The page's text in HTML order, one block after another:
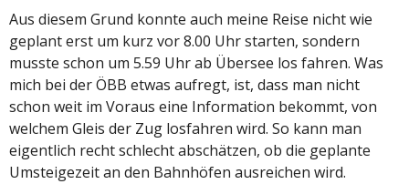
Aus diesem Grund konnte auch meine Reise nicht wie
geplant erst um kurz vor 8.00 Uhr starten, sondern
musste schon um 5.59 Uhr ab Übersee los fahren. Was
mich bei der ÖBB etwas aufregt, ist, dass man nicht
schon weit im Voraus eine Information bekommt, von
welchem Gleis der Zug losfahren wird. So kann man
eigentlich recht schlecht abschätzen, ob die geplante
Umsteigezeit an den Bahnhöfen ausreichen wird.